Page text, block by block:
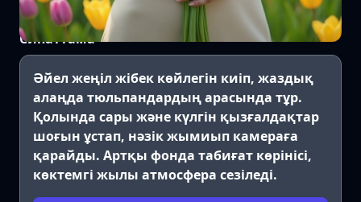
Сипаттама
Әйел жеңіл жібек көйлегін киіп, жаздық
алаңда тюльпандардың арасында тұр.
Қолында сары және күлгін қызғалдақтар
шоғын ұстап, нәзік жымиып камераға
қарайды. Артқы фонда табиғат көрінісі,
көктемгі жылы атмосфера сезіледі.